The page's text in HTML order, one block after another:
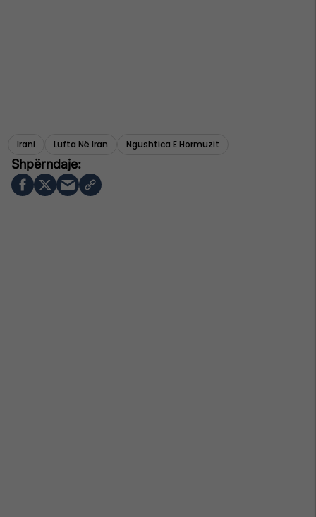
Irani Lufta Në Iran Ngushtica E Hormuzit